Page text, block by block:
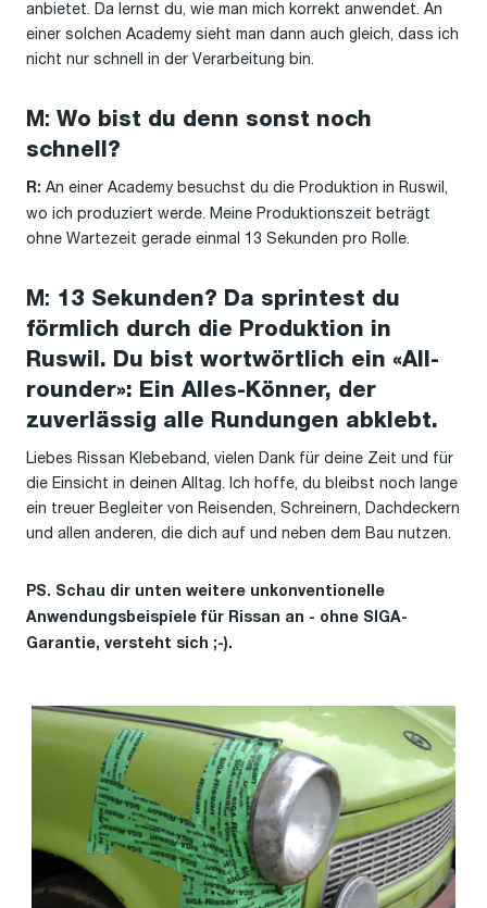
anbietet. Da lernst du, wie man mich korrekt anwendet. An
einer solchen Academy sieht man dann auch gleich, dass ich
nicht nur schnell in der Verarbeitung bin.
M: Wo bist du denn sonst noch
schnell?
R: An einer Academy besuchst du die Produktion in Ruswil,
wo ich produziert werde. Meine Produktionszeit beträgt
ohne Wartezeit gerade einmal 13 Sekunden pro Rolle.
M: 13 Sekunden? Da sprintest du
förmlich durch die Produktion in
Ruswil. Du bist wortwörtlich ein «All-
rounder»: Ein Alles-Könner, der
zuverlässig alle Rundungen abklebt.
Liebes Rissan Klebeband, vielen Dank für deine Zeit und für
die Einsicht in deinen Alltag. Ich hoffe, du bleibst noch lange
ein treuer Begleiter von Reisenden, Schreinern, Dachdeckern
und allen anderen, die dich auf und neben dem Bau nutzen.
PS. Schau dir unten weitere unkonventionelle
Anwendungsbeispiele für Rissan an - ohne SIGA-
Garantie, versteht sich ;-).